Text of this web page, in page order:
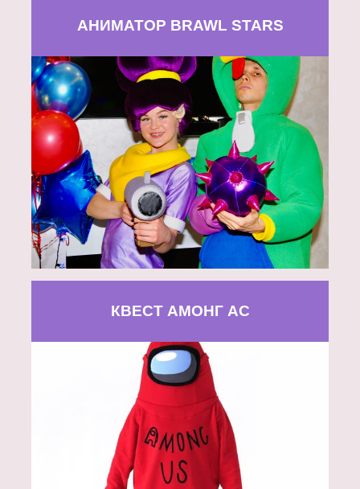
АНИМАТОР BRAWL STARS
КВЕСТ АМОНГ АС